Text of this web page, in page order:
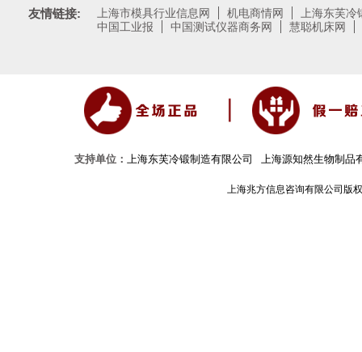
友情链接: 上海市模具行业信息网 机电商情网
上海东芙冷
中国工业报
中国测试仪器商务网 慧聪机床网
支持单位： 上海东芙冷锻制造有限公司 上海源知然生物制品
上海兆方信息咨询有限公司